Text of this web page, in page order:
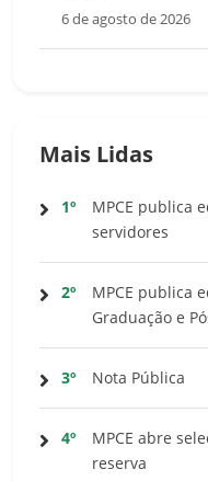
6 de agosto de 2026
Mais Lidas
1º
MPCE publica
servidores
2º
MPCE publica
Graduação e
3º Nota Pública
4º
MPCE abre
reserva